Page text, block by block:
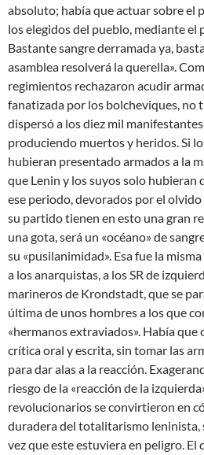
absoluto; había que actuar sobre el
los elegidos del pueblo, mediante el
Bastante sangre derramada ya,
asamblea resolverá la querella».
regimientos rechazaron acudir
fanatizada por los bolcheviques, no
dispersó a los diez mil
produciendo muertos y heridos. Si
hubieran presentado armados a la
que Lenin y los suyos solo hubieran
ese periodo, devorados por el
su partido tienen en esto una gran
una gota, será un «océano» de
su «pusilanimidad». Esa fue la
a los anarquistas, a los SR de
marineros de Krondstadt, que se
última de unos hombres a los que
«hermanos extraviados». Había que
crítica oral y escrita, sin tomar las
para dar alas a la reacción.
riesgo de la «reacción de la
revolucionarios se convirtieron en
duradera del totalitarismo leninista,
vez que este estuviera en peligro. El